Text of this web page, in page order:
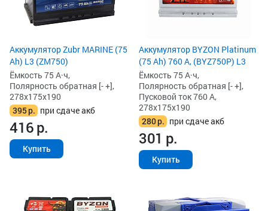
Аккумулятор Zubr MARINE (75
Ah) L3 (ZM750)
Ёмкость 75 А·ч,
Полярность обратная [- +],
278x175x190
395р. при сдаче акб
416р.
Купить
Аккумулятор BYZON Platinum
(75 Ah) 760 А, (BYZ750P) L3
Ёмкость 75 А·ч,
Полярность обратная [- +],
Пусковой ток 760 А,
278x175x190
280р. при сдаче акб
301 р.
Купить